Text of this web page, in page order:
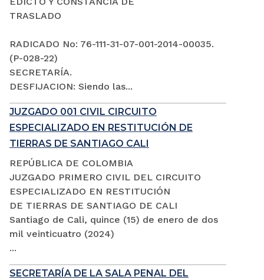
TRASLADO
RADICADO No: 76-111-31-07-001-2014-00035.
(P-028-22)
SECRETARÍA.
DESFIJACION: Siendo las...
JUZGADO 001 CIVIL CIRCUITO
ESPECIALIZADO EN RESTITUCIÓN DE
TIERRAS DE SANTIAGO CALI
REPÚBLICA DE COLOMBIA
JUZGADO PRIMERO CIVIL DEL CIRCUITO
ESPECIALIZADO EN RESTITUCIÓN
DE TIERRAS DE SANTIAGO DE CALI
Santiago de Cali, quince (15) de enero de dos
mil veinticuatro (2024)
...
SECRETARÍA DE LA SALA PENAL DEL